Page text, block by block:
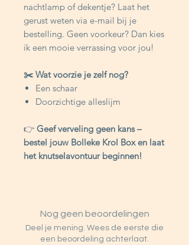
nachtlamp of dekentje? Laat het
gerust weten via e-mail bij je
bestelling. Geen voorkeur? Dan kies
ik een mooie verrassing voor jou!
✂️ Wat voorzie je zelf nog?
Een schaar
Doorzichtige alleslijm
👉 Geef verveling geen kans –
bestel jouw Bolleke Krol Box en laat
het knutselavontuur beginnen!
Nog geen beoordelingen
Deel je mening. Wees de eerste die
een beoordeling achterlaat.